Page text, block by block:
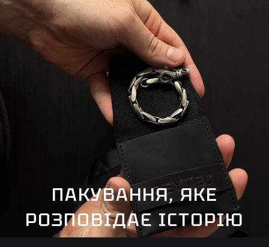
ПАКУВАННЯ, ЯКЕ
РОЗПОВІДАЄ ІСТОРІЮ